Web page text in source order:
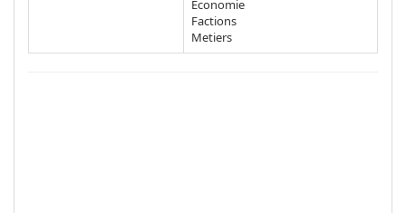
Economie
Factions
Metiers